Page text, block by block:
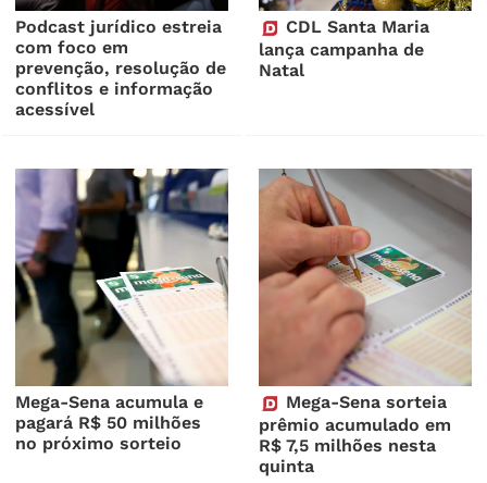
Podcast jurídico estreia
com foco em
prevenção, resolução de
conflitos e informação
acessível
CDL Santa Maria
lança campanha de
Natal
Mega-Sena acumula e
pagará R$ 50 milhões
no próximo sorteio
Mega-Sena sorteia
prêmio acumulado em
R$ 7,5 milhões nesta
quinta